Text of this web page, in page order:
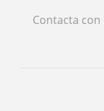
Contacta